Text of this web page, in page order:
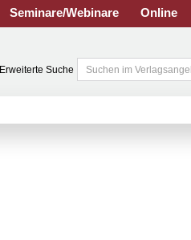
Seminare/Webinare Online
Erweiterte Suche